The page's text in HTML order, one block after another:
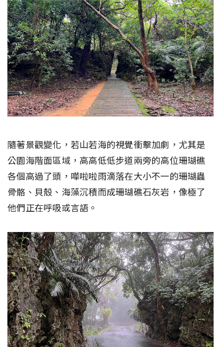
隨著景觀變化，若山若海的視覺衝擊加劇，尤其是
公園海階面區域，高高低低步道兩旁的高位珊瑚礁
各個高過了頭，嘩啦啦雨滴落在大小不一的珊瑚蟲
骨骼、貝殼、海藻沉積而成珊瑚礁石灰岩，像極了
他們正在呼吸或言語。